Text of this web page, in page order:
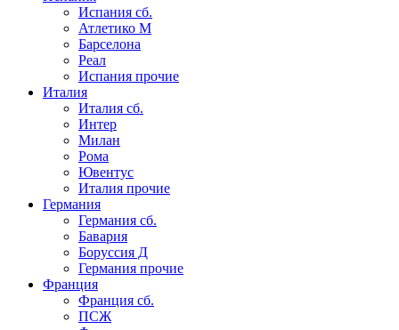
Испания сб.
Атлетико М
Барселона
Реал
Испания прочие
Италия
Италия сб.
Интер
Милан
Рома
Ювентус
Италия прочие
Германия
Германия сб.
Бавария
Боруссия Д
Германия прочие
Франция
Франция сб.
ПСЖ